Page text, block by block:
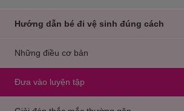
Hướng dẫn bé đi vệ sinh đúng cách
Những điều cơ bản
Đưa vào luyện tập